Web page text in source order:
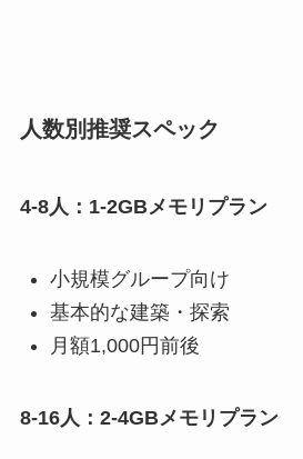
人数別推奨スペック
4-8人：1-2GBメモリプラン
小規模グループ向け
基本的な建築・探索
月額1,000円前後
8-16人：2-4GBメモリプラン